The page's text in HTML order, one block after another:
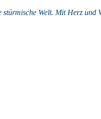
Welt. Mit Herz und